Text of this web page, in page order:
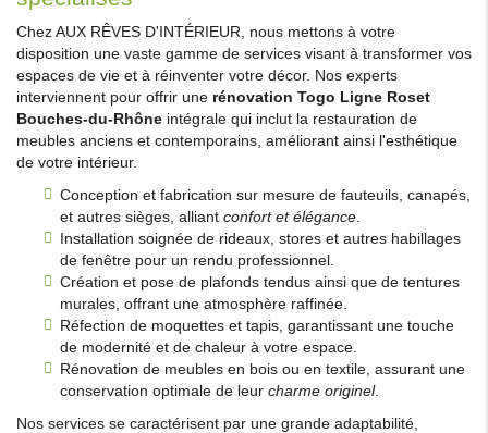
Chez AUX RÊVES D'INTÉRIEUR, nous mettons à votre
disposition une vaste gamme de services visant à transformer vos
espaces de vie et à réinventer votre décor. Nos experts
interviennent pour offrir une rénovation Togo Ligne Roset
Bouches-du-Rhône intégrale qui inclut la restauration de
meubles anciens et contemporains, améliorant ainsi l'esthétique
de votre intérieur.
Conception et fabrication sur mesure de fauteuils, canapés,
et autres sièges, alliant confort et élégance
Installation soignée de rideaux, stores et autres habillages
de fenêtre pour un rendu professionnel.
Création et pose de plafonds tendus ainsi que de tentures
murales, offrant une atmosphère raffinée.
Réfection de moquettes et tapis, garantissant une touche
de modernité et de chaleur à votre espace.
Rénovation de meubles en bois ou en textile, assurant une
conservation optimale de leur charme originel.
Nos services se caractérisent par une grande adaptabilité,